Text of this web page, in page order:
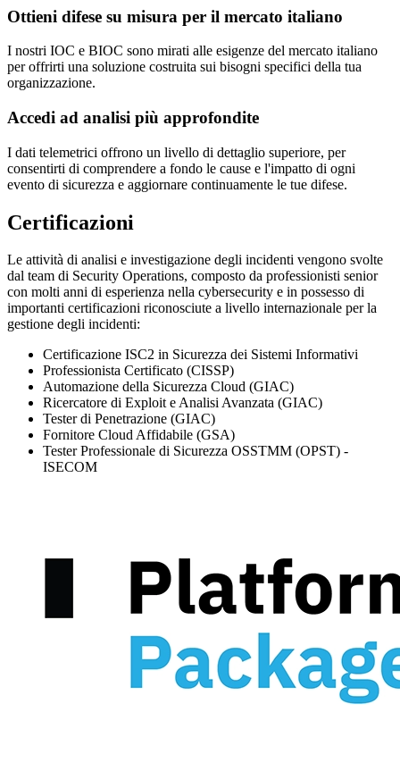
Ottieni difese su misura per il mercato italiano
I nostri IOC e BIOC sono mirati alle esigenze del mercato italiano
per offrirti una soluzione costruita sui bisogni specifici della tua
organizzazione.
Accedi ad analisi più approfondite
I dati telemetrici offrono un livello di dettaglio superiore, per
consentirti di comprendere a fondo le cause e l'impatto di ogni
evento di sicurezza e aggiornare continuamente le tue difese.
Certificazioni
Le attività di analisi e investigazione degli incidenti vengono svolte
dal team di Security Operations, composto da professionisti senior
con molti anni di esperienza nella cybersecurity e in possesso di
importanti certificazioni riconosciute a livello internazionale per la
gestione degli incidenti:
Certificazione ISC2 in Sicurezza dei Sistemi Informativi
Professionista Certificato (CISSP)
Automazione della Sicurezza Cloud (GIAC)
Ricercatore di Exploit e Analisi Avanzata (GIAC)
Tester di Penetrazione (GIAC)
Fornitore Cloud Affidabile (GSA)
Tester Professionale di Sicurezza OSSTMM (OPST) -
ISECOM